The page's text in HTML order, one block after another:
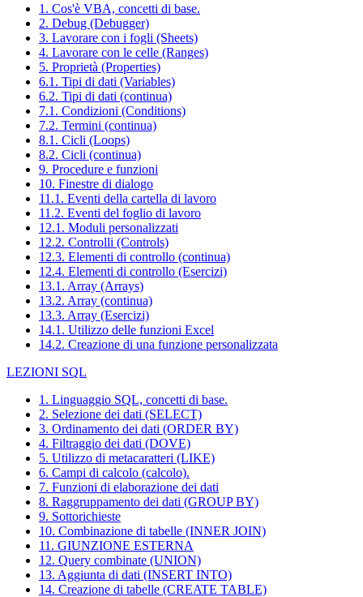
1. Cos'è VBA, concetti di base.
2. Debug (Debugger)
3. Lavorare con i fogli (Sheets)
4. Lavorare con le celle (Ranges)
5. Proprietà (Properties)
6.1. Tipi di dati (Variables)
6.2. Tipi di dati (continua)
7.1. Condizioni (Conditions)
7.2. Termini (continua)
8.1. Cicli (Loops)
8.2. Cicli (continua)
9. Procedure e funzioni
10. Finestre di dialogo
11.1. Eventi della cartella di lavoro
11.2. Eventi del foglio di lavoro
12.1. Moduli personalizzati
12.2. Controlli (Controls)
12.3. Elementi di controllo (continua)
12.4. Elementi di controllo (Esercizi)
13.1. Array (Arrays)
13.2. Array (continua)
13.3. Array (Esercizi)
14.1. Utilizzo delle funzioni Excel
14.2. Creazione di una funzione personalizzata
LEZIONI SQL
1. Linguaggio SQL, concetti di base.
2. Selezione dei dati (SELECT)
3. Ordinamento dei dati (ORDER BY)
4. Filtraggio dei dati (DOVE)
5. Utilizzo di metacaratteri (LIKE)
6. Campi di calcolo (calcolo).
7. Funzioni di elaborazione dei dati
8. Raggruppamento dei dati (GROUP BY)
9. Sottorichieste
10. Combinazione di tabelle (INNER JOIN)
11. GIUNZIONE ESTERNA
12. Query combinate (UNION)
13. Aggiunta di dati (INSERT INTO)
14. Creazione di tabelle (CREATE TABLE)